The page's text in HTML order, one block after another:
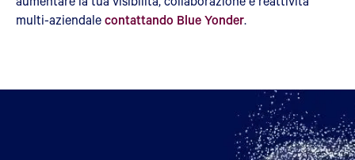
multi-aziendalecontattando Blue Yonder.